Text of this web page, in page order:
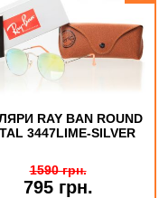
RAY BAN ROUND
3447LIME-SILVER
795 грн.
1590 грн.